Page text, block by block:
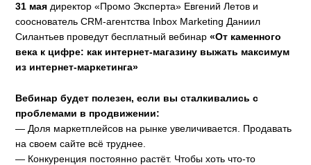
31 мая директор «Промо Эксперта» Евгений Летов и
сооснователь СRM-агентства Inbox Marketing Даниил
Силантьев проведут бесплатный вебинар«От каменного
века к цифре: как интернет-магазину выжать максимум
из интернет-маркетинга»
Вебинар будет полезен, если вы сталкивались с
проблемами в продвижении:
— Доля маркетплейсов на рынке увеличивается. Продавать
на своем сайте всё труднее.
— Конкуренция постоянно растёт. Чтобы хоть что-то